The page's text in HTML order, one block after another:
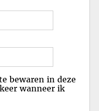
bewaren in deze
wanneer ik